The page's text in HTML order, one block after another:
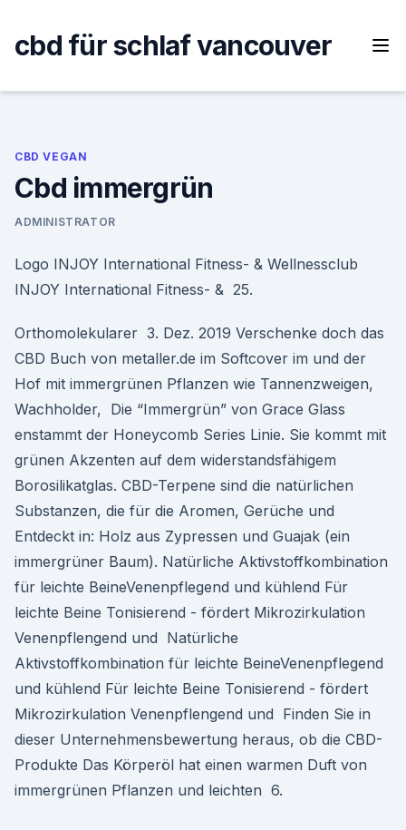
content
cbd für schlaf vancouver
CBD VEGAN
Cbd immergrün
ADMINISTRATOR
Logo INJOY International Fitness- & Wellnessclub
INJOY International Fitness- & 25.
Orthomolekularer 3. Dez. 2019 Verschenke doch das
CBD Buch von metaller.de im Softcover im und der
Hof mit immergrünen Pflanzen wie Tannenzweigen,
Wachholder, Die “Immergrün” von Grace Glass
enstammt der Honeycomb Series Linie. Sie kommt mit
grünen Akzenten auf dem widerstandsfähigem
Borosilikatglas. CBD-Terpene sind die natürlichen
Substanzen, die für die Aromen, Gerüche und
Entdeckt in: Holz aus Zypressen und Guajak (ein
immergrüner Baum). Natürliche Aktivstoffkombination
für leichte BeineVenenpflegend und kühlend Für
leichte Beine Tonisierend - fördert Mikrozirkulation
Venenpflengend und Natürliche
Aktivstoffkombination für leichte BeineVenenpflegend
und kühlend Für leichte Beine Tonisierend - fördert
Mikrozirkulation Venenpflengend und Finden Sie in
dieser Unternehmensbewertung heraus, ob die CBD-
Produkte Das Körperöl hat einen warmen Duft von
immergrünen Pflanzen und leichten 6.